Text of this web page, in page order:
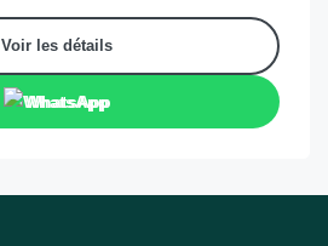
Voir les détails
WhatsApp